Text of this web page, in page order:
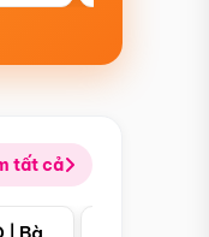
tất cả
bật